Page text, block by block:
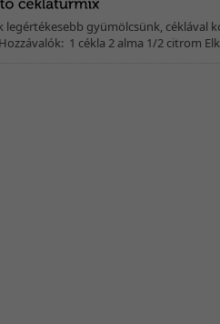
legértékesebb gyümölcsünk, céklával
1 cékla 2 alma 1/2 citrom